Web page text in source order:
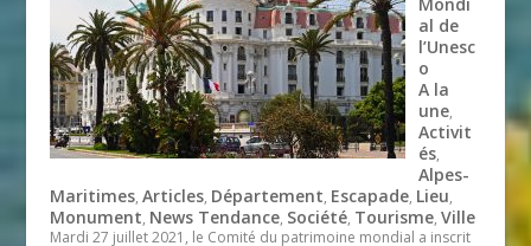
al de
l’Unesc
o
A la
une,
Activit
és,
Alpes-
Maritimes,Articles, Département, Escapade, Lieu,
Monument, News Tendance, Société, Tourisme,Ville
Mardi 27 juillet 2021, le Comité du patrimoine mondial a inscrit